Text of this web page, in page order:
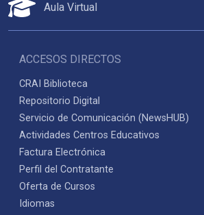
Aula Virtual
ACCESOS DIRECTOS
CRAI Biblioteca
Repositorio Digital
Servicio de Comunicación (NewsHUB)
Actividades Centros Educativos
Factura Electrónica
Perfil del Contratante
Oferta de Cursos
Idiomas